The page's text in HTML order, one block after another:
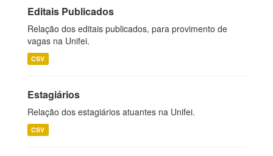
Editais Publicados
Relação dos editais publicados, para provimento de
vagas na Unifei.
CSV
Estagiários
Relação dos estagiários atuantes na Unifei.
CSV